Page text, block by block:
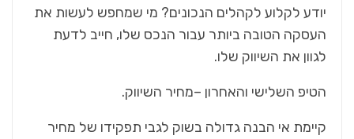
יודע לקלוע לקהלים הנכונים? מי שמחפש לעשות את
העסקה הטובה ביותר עבור הנכס שלו, חייב לדעת
לגוון את השיווק שלו.
הטיפ השלישי והאחרון –מחיר השיווק.
קיימת אי הבנה גדולה בשוק לגבי תפקידו של מחיר